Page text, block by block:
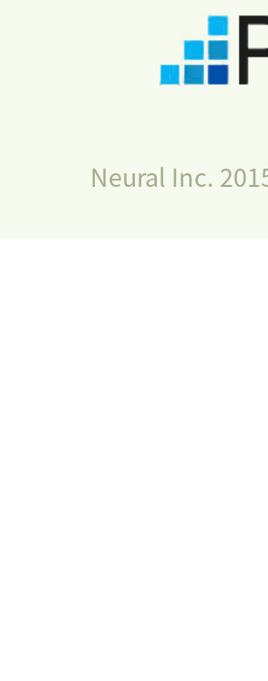
Neural Inc.